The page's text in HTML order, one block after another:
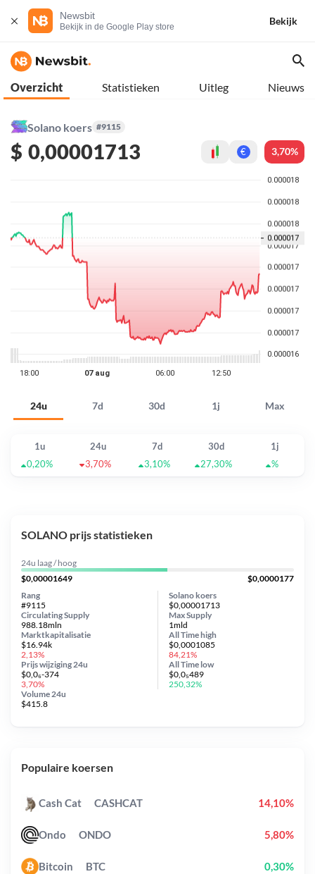
Newsbit
Bekijk in de Google Play store
Bekijk
Overzicht Statistieken Uitleg Nieuws
Solano koers #9115
$ 0,00001713 € 3,70%
24u 7d 30d 1j Max
1u 24u 7d 30d
1j
0,20%
3,70% 3,10% 27,30% %
SOLANO prijs statistieken
24u laag / hoog
$0,00001649
$0,0000177
Solano koers
$0,00001713
Circulating Supply
988.18mln
Prijs wijziging 24u
$0,0₆-374
3,70%
Max Supply
1mld
Marktkapitalisatie
$16.94k
2,13%
Volume 24u
$415.8
Rang
#9115
All Timehigh
$0,0001085
84,21%
All Time low
$0,0₅489
250,32%
Populaire koersen
Cash Cat CASHCAT 14,10%
Ondo ONDO 5,80%
Bitcoin BTC 0,30%